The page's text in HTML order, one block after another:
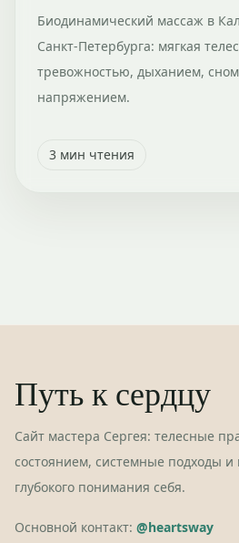
Биодинамический массаж в
Санкт-Петербурга: мягкая
тревожностью, дыханием,
напряжением.
3 мин чтения
Путь к сердцу
Сайт мастера Сергея: телесные
состоянием, системные подходы
глубокого понимания себя.
Основной контакт: @heartsway